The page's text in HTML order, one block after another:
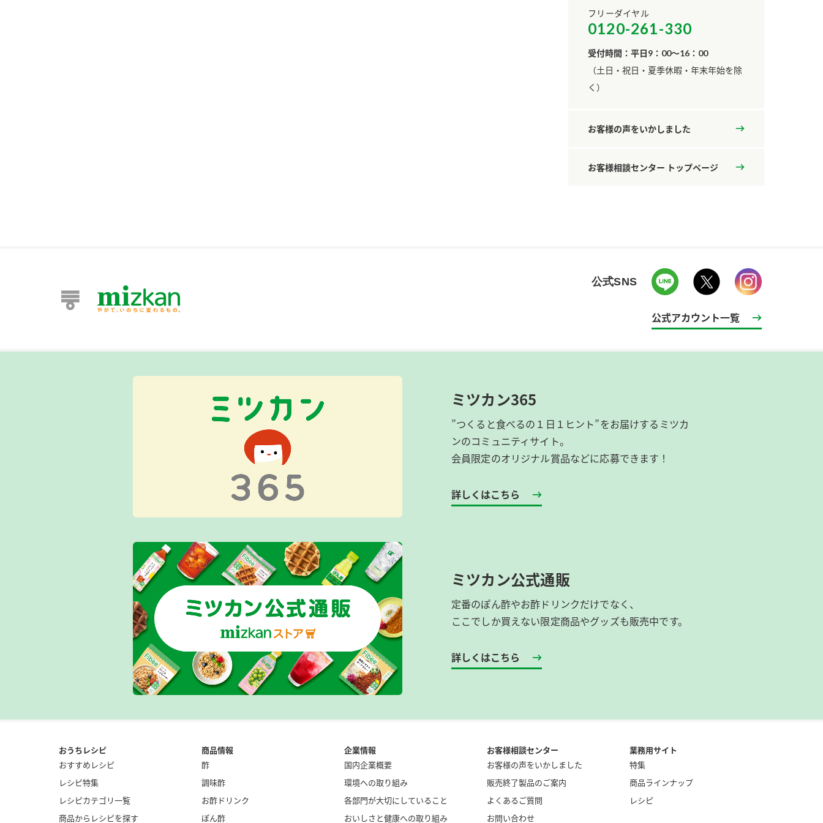
フリーダイヤル
0120-261-330
受付時間：平日9：00～16：00
​（土日・祝日・夏季休暇・年末年始を除
く）
お客様の声をいかしました
お客様相談センター トップページ
公式SNS
公式アカウント一覧
ミツカン365
”つくると食べるの１日１ヒント”をお届けするミツカ
ンのコミュニティサイト。
会員限定のオリジナル賞品などに応募できます！
詳しくはこちら
ミツカン公式通販
定番のぽん酢やお酢ドリンクだけでなく、
ここでしか買えない限定商品やグッズも販売中です。
詳しくはこちら
おうちレシピ
おすすめレシピ
レシピ特集
レシピカテゴリ一覧
商品からレシピを探す
商品情報
酢
調味酢
お酢ドリンク
ぽん酢
企業情報
国内企業概要
環境への取り組み
各部門が大切にしていること
おいしさと健康への取り組み
お客様相談センター
お客様の声をいかしました
販売終了製品のご案内
よくあるご質問
お問い合わせ
業務用サイト
特集
商品ラインナップ
レシピ